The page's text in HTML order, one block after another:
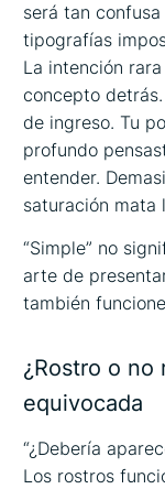
será tan
tipografías
La intención
concepto
de ingreso. Tu
profundo
entender.
saturación mata
“Simple” no
arte de
también
¿Rostro o no
equivocada
“¿Debería
Los rostros